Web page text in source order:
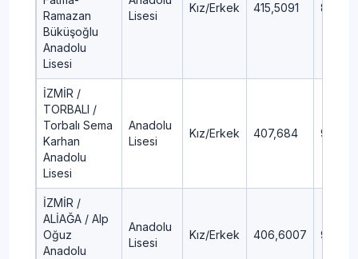
Ramazan
Büküşoğlu
Anadolu
Lisesi
Lisesi
Kız/Erkek 415,5091 8,28
İZMİR /
TORBALI /
Torbalı Sema
Karhan
Anadolu
Lisesi
Anadolu
Lisesi
Kız/Erkek 407,684 9,49
İZMİR /
ALİAĞA / Alp
Oğuz
Anadolu
Anadolu
Lisesi
Kız/Erkek 406,6007 9,66